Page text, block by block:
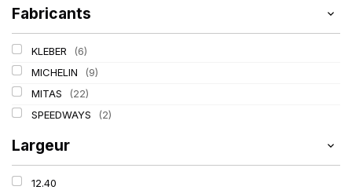
Fabricants
KLEBER
(6)
MICHELIN
(9)
MITAS
(22)
SPEEDWAYS
(2)
Largeur
12.40